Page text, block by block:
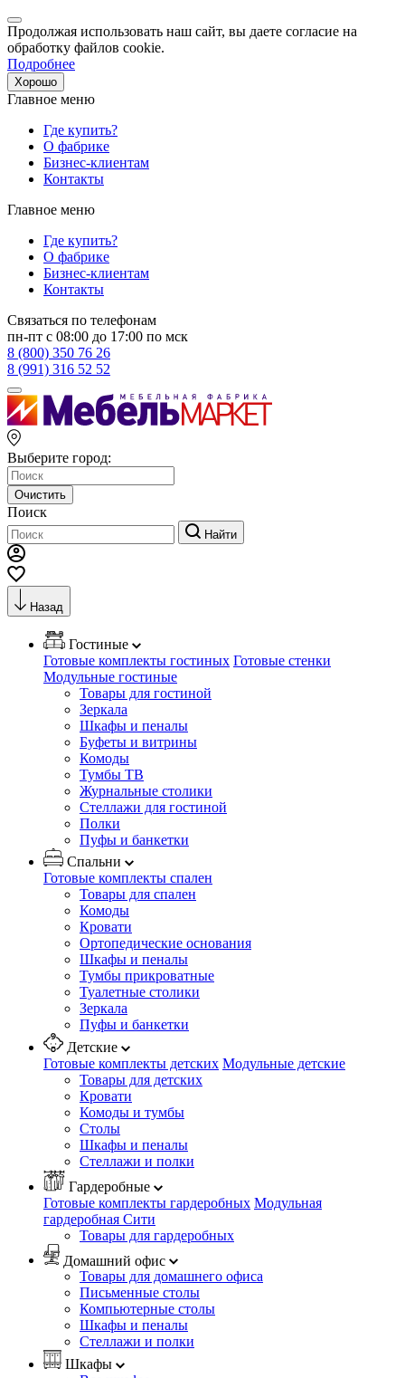
Продолжая использовать наш сайт, вы даете согласие на
обработку файлов cookie.
Подробнее
Хорошо
Главное меню
Где купить?
О фабрике
Бизнес-клиентам
Контакты
Главное меню
Где купить?
О фабрике
Бизнес-клиентам
Контакты
Связаться по телефонам
пн-пт с 08:00 до 17:00 по мск
8 (800) 350 76 26
8 (991) 316 52 52
Выберите город:
Очистить
Поиск
Найти
Назад
Гостиные
Готовые комплекты гостиных Готовые стенки
Модульные гостиные
Товары для гостиной
Зеркала
Шкафы и пеналы
Буфеты и витрины
Комоды
Тумбы ТВ
Журнальные столики
Стеллажи для гостиной
Полки
Пуфы и банкетки
Спальни
Готовые комплекты спален
Товары для спален
Комоды
Кровати
Ортопедические основания
Шкафы и пеналы
Тумбы прикроватные
Туалетные столики
Зеркала
Пуфы и банкетки
Детские
Готовые комплекты детских Модульные детские
Товары для детских
Кровати
Комоды и тумбы
Столы
Шкафы и пеналы
Стеллажи и полки
Гардеробные
Готовые комплекты гардеробных Модульная
гардеробная Сити
Товары для гардеробных
Домашний офис
Товары для домашнего офиса
Письменные столы
Компьютерные столы
Шкафы и пеналы
Стеллажи и полки
Шкафы